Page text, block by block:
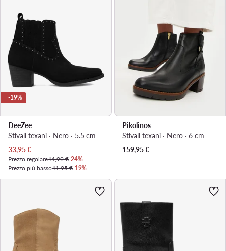
-19%
DeeZee
Stivali texani · Nero · 5.5 cm
Prezzo attuale
33,95€
Prezzo regolare44,99 €-24%
Prezzo più basso41,95 €-19%
Pikolinos
Stivali texani · Nero · 6 cm
159,95€